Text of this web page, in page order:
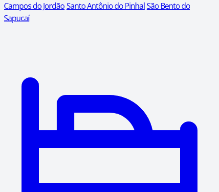
Campos do JordãoSanto Antônio do PinhalSão Bento do
Sapucaí